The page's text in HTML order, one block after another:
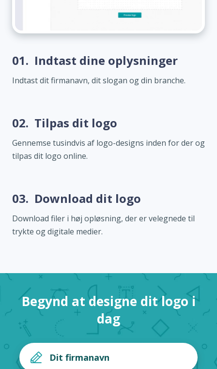
01. Indtast dine oplysninger
Indtast dit firmanavn, dit slogan og din branche.
02. Tilpas dit logo
Gennemse tusindvis af logo-designs inden for der og
tilpas dit logo online.
03. Download dit logo
Download filer i høj opløsning, der er velegnede til
trykte og digitale medier.
Begynd at designe dit logo i
dag